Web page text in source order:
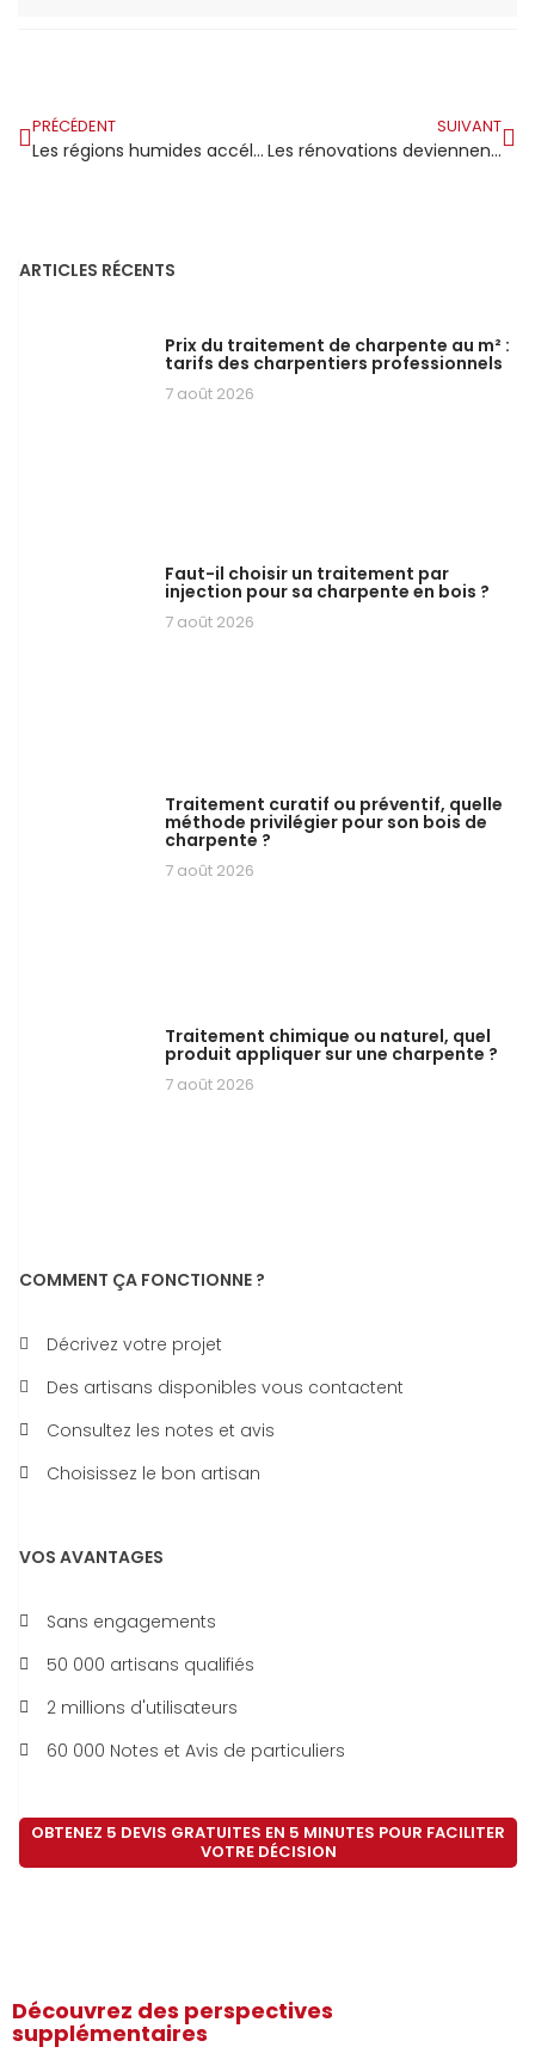
PRÉCÉDENT
Les régions humides accélèrent le vieillissement du bardage
SUIVANT
Les rénovations deviennent plus complexes avec des fermettes
ARTICLES RÉCENTS
Prix du traitement de charpente au m² :
tarifs des charpentiers professionnels
7 août 2026
Faut-il choisir un traitement par
injection pour sa charpente en bois ?
7 août 2026
Traitement curatif ou préventif, quelle
méthode privilégier pour son bois de
charpente ?
7 août 2026
Traitement chimique ou naturel, quel
produit appliquer sur une charpente ?
7 août 2026
COMMENT ÇA FONCTIONNE ?
Décrivez votre projet
Des artisans disponibles vous contactent
Consultez les notes et avis
Choisissez le bon artisan
VOS AVANTAGES
Sans engagements
50 000 artisans qualifiés
2 millions d'utilisateurs
60 000 Notes et Avis de particuliers
OBTENEZ 5 DEVIS GRATUITES EN 5 MINUTES POUR FACILITER
VOTRE DÉCISION
Découvrez des perspectives
supplémentaires